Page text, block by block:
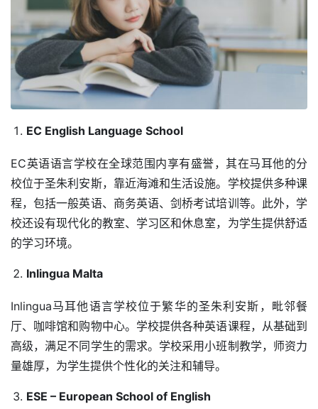
EC English Language School
EC英语语言学校在全球范围内享有盛誉，其在马耳他的分
校位于圣朱利安斯，靠近海滩和生活设施。学校提供多种课
程，包括一般英语、商务英语、剑桥考试培训等。此外，学
校还设有现代化的教室、学习区和休息室，为学生提供舒适
的学习环境。
Inlingua Malta
Inlingua马耳他语言学校位于繁华的圣朱利安斯，毗邻餐
厅、咖啡馆和购物中心。学校提供各种英语课程，从基础到
高级，满足不同学生的需求。学校采用小班制教学，师资力
量雄厚，为学生提供个性化的关注和辅导。
ESE – European School of English